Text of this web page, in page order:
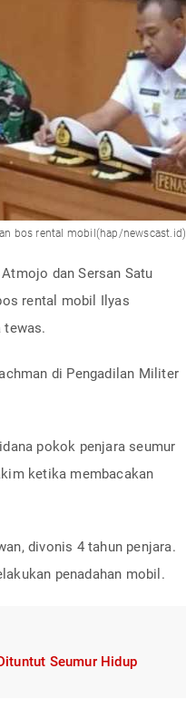
bos rental mobil(hap/newscast.id)
dan Sersan Satu
rental mobil Ilyas
tewas.
di Pengadilan Militer
pokok penjara seumur
ketika membacakan
divonis 4 tahun penjara.
penadahan mobil.
Seumur Hidup